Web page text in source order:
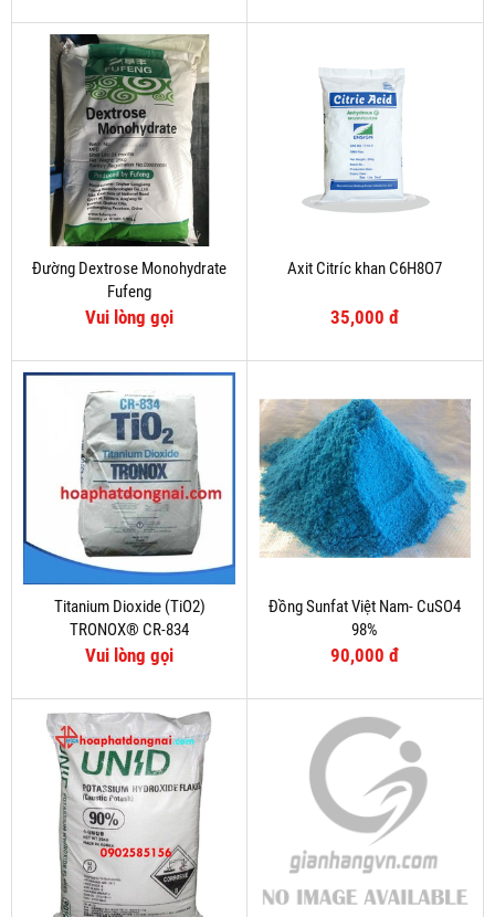
Đường Dextrose Monohydrate
Fufeng
Vui lòng gọi
Axit Citríc khan C6H8O7
35,000 đ
Titanium Dioxide (TiO2)
TRONOX® CR-834
Vui lòng gọi
Đồng Sunfat Việt Nam- CuSO4
98%
90,000 đ